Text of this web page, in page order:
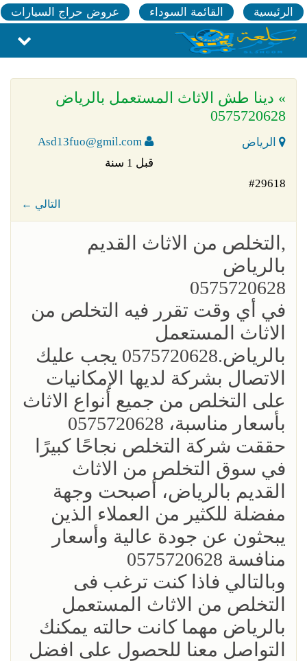
الرئيسية القائمة السوداء عروض حراج السيارات
» دينا طش الاثاث المستعمل بالرياض
0575720628
الرياض
Asd13fuo@gmil.com
قبل 1 سنة
#29618
← التالي
,التخلص من الاثاث القديم
بالرياض
0575720628
في أي وقت تقرر فيه التخلص من
الاثاث المستعمل
بالرياض.0575720628 يجب عليك
الاتصال بشركة لديها الإمكانيات
على التخلص من جميع أنواع الاثاث
بأسعار مناسبة، 0575720628
حققت شركة التخلص نجاحًا كبيرًا
في سوق التخلص من الاثاث
القديم بالرياض، أصبحت وجهة
مفضلة للكثير من العملاء الذين
يبحثون عن جودة عالية وأسعار
منافسة 0575720628
وبالتالي فاذا كنت ترغب فى
التخلص من الاثاث المستعمل
بالرياض مهما كانت حالته يمكنك
التواصل معنا للحصول على افضل